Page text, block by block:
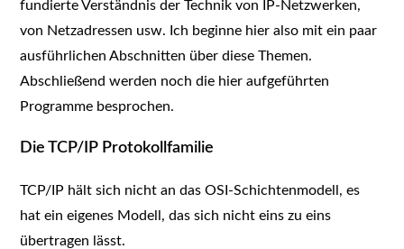
fundierte Verständnis der Technik von IP-Netzwerken,
von Netzadressen usw. Ich beginne hier also mit ein paar
ausführlichen Abschnitten über diese Themen.
Abschließend werden noch die hier aufgeführten
Programme besprochen.
Die TCP/IP Protokollfamilie
TCP/IP hält sich nicht an das OSI-Schichtenmodell, es
hat ein eigenes Modell, das sich nicht eins zu eins
übertragen lässt.